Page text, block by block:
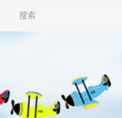
Search for: